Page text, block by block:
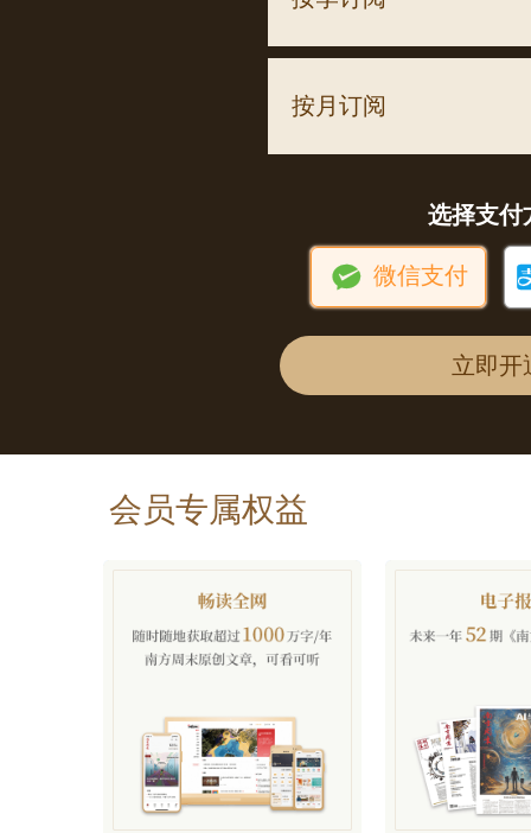
按月订阅
选择支付
 微信支付
立即开
会员专属权益